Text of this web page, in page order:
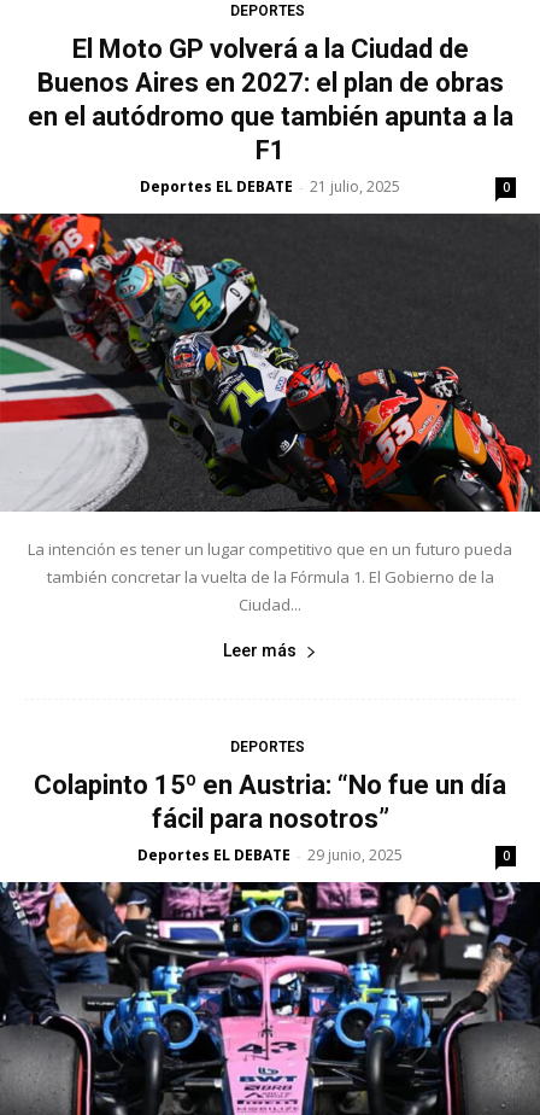
DEPORTES
El Moto GP volverá a la Ciudad de
Buenos Aires en 2027: el plan de obras
en el autódromo que también apunta a la
F1
Deportes EL DEBATE - 21 julio, 2025 0
La intención es tener un lugar competitivo que en un futuro pueda
también concretar la vuelta de la Fórmula 1. El Gobierno de la
Ciudad...
Leer más
DEPORTES
Colapinto 15º en Austria: “No fue un día
fácil para nosotros”
Deportes EL DEBATE - 29 junio, 2025 0